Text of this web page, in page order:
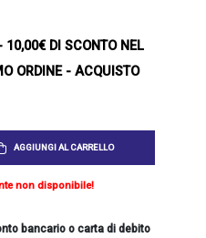
DI SCONTO NEL
ORDINE - ACQUISTO
AGGIUNGI AL CARRELLO
non disponibile!
bancario o carta di debito